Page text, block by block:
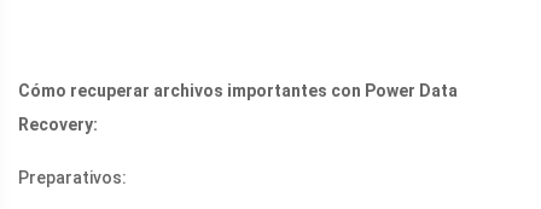
Cómo recuperar archivos importantes con Power Data
Recovery:
Preparativos: